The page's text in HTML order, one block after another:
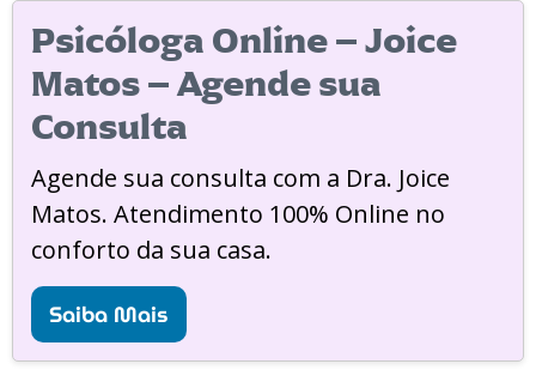
Psicóloga Online – Joice
Matos – Agende sua
Consulta
Agende sua consulta com a Dra. Joice
Matos. Atendimento 100% Online no
conforto da sua casa.
Saiba Mais